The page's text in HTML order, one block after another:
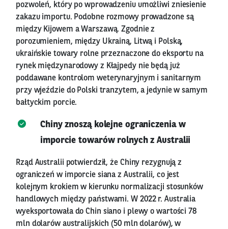
pozwoleń, który po wprowadzeniu umożliwi zniesienie
zakazu importu. Podobne rozmowy prowadzone są
między Kijowem a Warszawą. Zgodnie z
porozumieniem, między Ukrainą, Litwą i Polską,
ukraińskie towary rolne przeznaczone do eksportu na
rynek międzynarodowy z Kłajpedy nie będą już
poddawane kontrolom weterynaryjnym i sanitarnym
przy wjeździe do Polski tranzytem, a jedynie w samym
bałtyckim porcie.
Chiny znoszą kolejne ograniczenia w
imporcie towarów rolnych z Australii
Rząd Australii potwierdził, że Chiny rezygnują z
ograniczeń w imporcie siana z Australii, co jest
kolejnym krokiem w kierunku normalizacji stosunków
handlowych między państwami. W 2022 r. Australia
wyeksportowała do Chin siano i plewy o wartości 78
mln dolarów australijskich (50 mln dolarów), w